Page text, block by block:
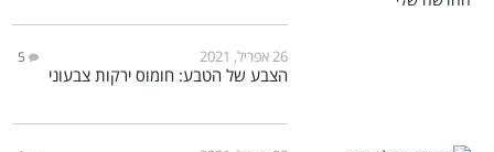
26 אפריל, 2021 5
הצבע של הטבע: חומוס ירקות צבעוני